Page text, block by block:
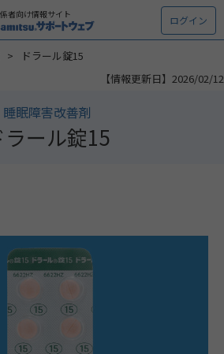
者向け情報サイト ログイン
ドラール錠15
【情報更新日】2026/02/12
睡眠障害改善剤
ラール錠15